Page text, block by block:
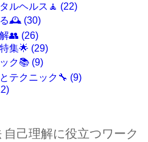
ルヘルス🧘 (22)
る🕰️ (30)
👥 (26)
集🌟 (29)
ク📚 (9)
テクニック🔧 (9)
自己理解に役立つワーク